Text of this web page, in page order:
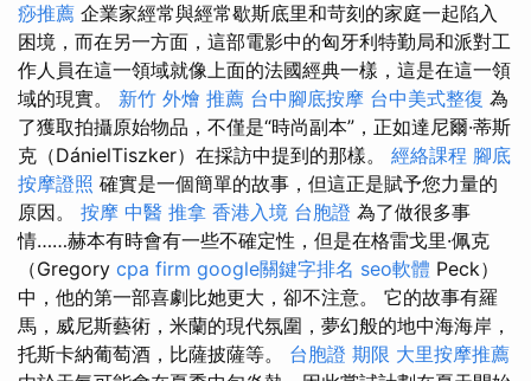
痧推薦 企業家經常與經常歇斯底里和苛刻的家庭一起陷入
困境，而在另一方面，這部電影中的匈牙利特勤局和派對工
作人員在這一領域就像上面的法國經典一樣，這是在這一領
域的現實。 新竹 外燴 推薦 台中腳底按摩 台中美式整復 為
了獲取拍攝原始物品，不僅是“時尚副本”，正如達尼爾·蒂斯
克（DánielTiszker）在採訪中提到的那樣。 經絡課程 腳底
按摩證照 確實是一個簡單的故事，但這正是賦予您力量的
原因。 按摩 中醫 推拿 香港入境 台胞證 為了做很多事
情……赫本有時會有一些不確定性，但是在格雷戈里·佩克
（Gregory cpa firm google關鍵字排名 seo軟體 Peck）
中，他的第一部喜劇比她更大，卻不注意。 它的故事有羅
馬，威尼斯藝術，米蘭的現代氛圍，夢幻般的地中海海岸，
托斯卡納葡萄酒，比薩披薩等。 台胞證 期限 大里按摩推薦